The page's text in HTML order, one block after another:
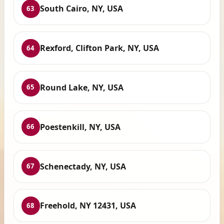
63 South Cairo, NY, USA
64 Rexford, Clifton Park, NY, USA
65 Round Lake, NY, USA
66 Poestenkill, NY, USA
67 Schenectady, NY, USA
68 Freehold, NY 12431, USA